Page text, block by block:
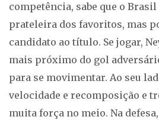
competência, sabe que o Brasil
prateleira dos favoritos, mas
candidato ao título. Se jogar,
mais próximo do gol
para se movimentar. Ao seu
velocidade e recomposição e
muita força no meio. Na